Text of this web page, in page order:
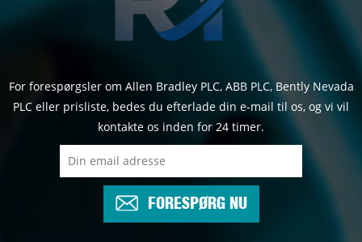
For forespørgsler om Allen Bradley PLC, ABB PLC, Bently Nevada
PLC eller prisliste, bedes du efterlade din e-mail til os, og vi vil
kontakte os inden for 24 timer.
FORESPØRG NU